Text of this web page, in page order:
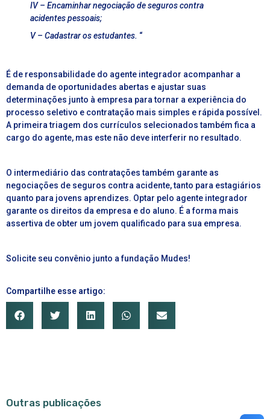
IV – Encaminhar negociação de seguros contra
acidentes pessoais;
V – Cadastrar os estudantes. “
É de responsabilidade do agente integrador acompanhar a
demanda de oportunidades abertas e ajustar suas
determinações junto à empresa para tornar a experiência do
processo seletivo e contratação mais simples e rápida possível.
A primeira triagem dos currículos selecionados também fica a
cargo do agente, mas este não deve interferir no resultado.
O intermediário das contratações também garante as
negociações de seguros contra acidente, tanto para estagiários
quanto para jovens aprendizes. Optar pelo agente integrador
garante os direitos da empresa e do aluno. É a forma mais
assertiva de obter um jovem qualificado para sua empresa.
Solicite seu convênio junto a fundação Mudes!
Compartilhe esse artigo:
Outras publicações